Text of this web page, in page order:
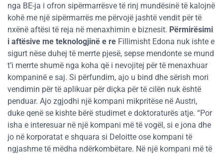
nga BE-ja i ofron sipërmarrësve të rinj mundësinë të kalojnë
kohë me një sipërmarrës me përvojë jashtë vendit për të
nxënë aftësi të reja në menaxhimin e biznesit. Përmirësimi
i aftësive me teknologjinë e re Fillimisht Edona nuk ishte e
sigurt nëse duhej të merrte pjesë, sepse mendonte se mund
t’i merrte shumë nga koha që i nevojitej për të menaxhuar
kompaninë e saj. Si përfundim, ajo u bind dhe sërish mori
vendimin për të aplikuar për diçka për të cilën nuk është
penduar. Ajo zgjodhi një kompani mikpritëse në Austri,
duke qenë se kishte bërë studimet e doktoraturës atje. “Por
isha e interesuar në një kompani më të vogël, si e jona dhe
jo në korporatat e shquara si Deloitte ose kompani të
ngjashme të mëdha ndërkombëtare. Në një kompani më të